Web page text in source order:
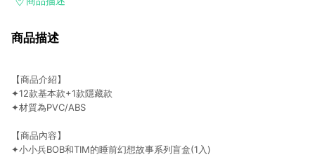
商品描述
【商品介紹】
✦12款基本款+1款隱藏款
✦材質為PVC/ABS
【商品內容】
✦小小兵BOB和TIM的睡前幻想故事系列盲盒(1入)